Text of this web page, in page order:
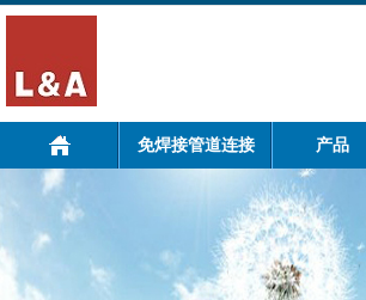
免焊接管道连接 产品